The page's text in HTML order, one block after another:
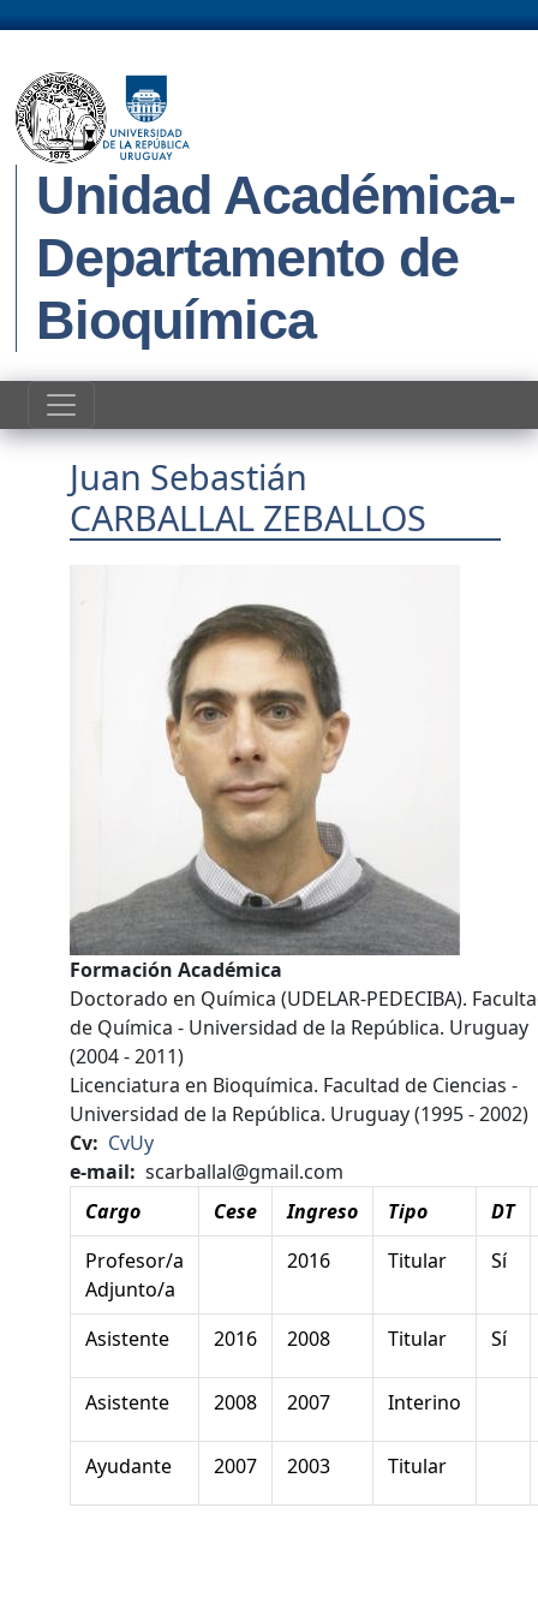
Unidad Académica-
Departamento de
Bioquímica
Juan Sebastián
CARBALLAL ZEBALLOS
Formación Académica
Doctorado en Química (UDELAR-PEDECIBA).
de Química - Universidad de la República. Uruguay
(2004 - 2011)
Licenciatura en Bioquímica. Facultad de Ciencias -
Universidad de la República. Uruguay (1995 - 2002)
Cv
CvUy
e-mail
scarballal@gmail.com
Cargo
Cese Ingreso Tipo
DT
Profesor/a
Adjunto/a
2016 Titular Sí
Asistente 2016 2008 Titular Sí
Asistente 2008 2007 Interino
Ayudante 2007 2003 Titular